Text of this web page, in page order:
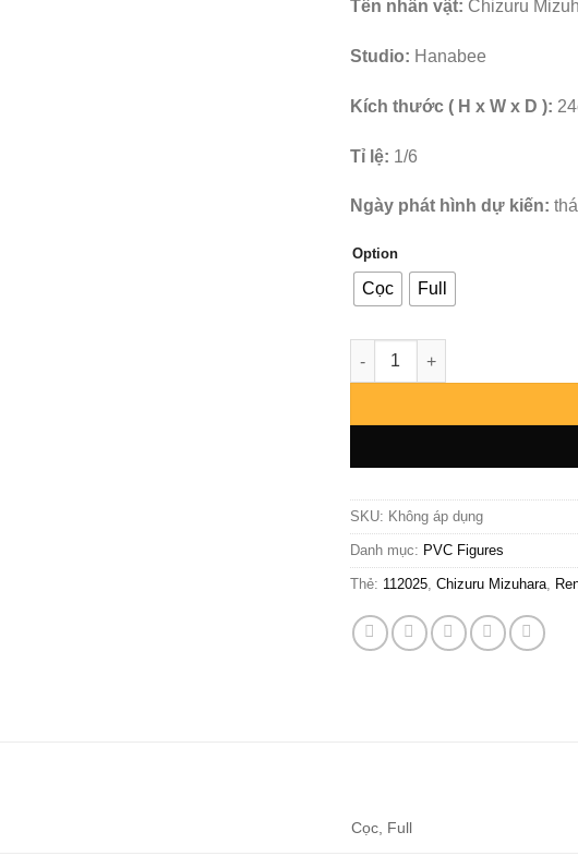
Tên nhân vật: Chizuru
Studio: Hanabee
Kích thước ( H x W x D ):
Tỉ lệ: 1/6
Ngày phát hình dự kiến:
Option
Cọc Full
Rent A Girlfriend - Chizuru
SKU: Không áp dụng
Danh mục: PVC Figures
Thẻ: 112025, Chizuru Mizuhara,
Cọc, Full